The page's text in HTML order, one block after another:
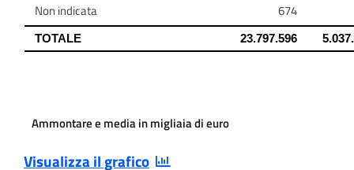
Ammontare e media in migliaia di euro